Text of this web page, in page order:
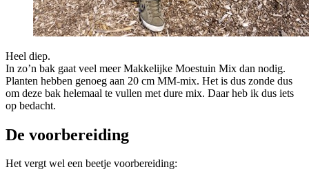
Heel diep.
In zo’n bak gaat veel meer Makkelijke Moestuin Mix dan nodig.
Planten hebben genoeg aan 20 cm MM-mix. Het is dus zonde dus
om deze bak helemaal te vullen met dure mix. Daar heb ik dus iets
op bedacht.
De voorbereiding
Het vergt wel een beetje voorbereiding: